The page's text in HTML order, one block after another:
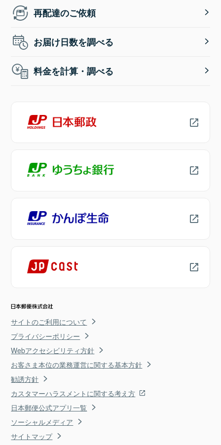
再配達のご依頼
お届け日数を調べる
料金を計算・調べる
サイトのご利用について
プライバシーポリシー
Webアクセシビリティ方針
お客さま本位の業務運営に関する基本方針
勧誘方針
カスタマーハラスメントに関する考え方
日本郵便公式アプリ一覧
ソーシャルメディア
サイトマップ